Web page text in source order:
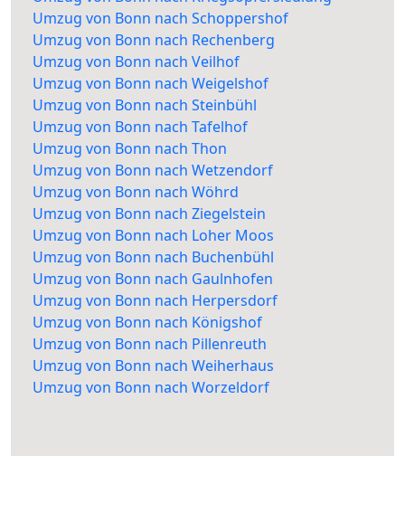
Umzug von Bonn nach Schoppershof
Umzug von Bonn nach Rechenberg
Umzug von Bonn nach Veilhof
Umzug von Bonn nach Weigelshof
Umzug von Bonn nach Steinbühl
Umzug von Bonn nach Tafelhof
Umzug von Bonn nach Thon
Umzug von Bonn nach Wetzendorf
Umzug von Bonn nach Wöhrd
Umzug von Bonn nach Ziegelstein
Umzug von Bonn nach Loher Moos
Umzug von Bonn nach Buchenbühl
Umzug von Bonn nach Gaulnhofen
Umzug von Bonn nach Herpersdorf
Umzug von Bonn nach Königshof
Umzug von Bonn nach Pillenreuth
Umzug von Bonn nach Weiherhaus
Umzug von Bonn nach Worzeldorf